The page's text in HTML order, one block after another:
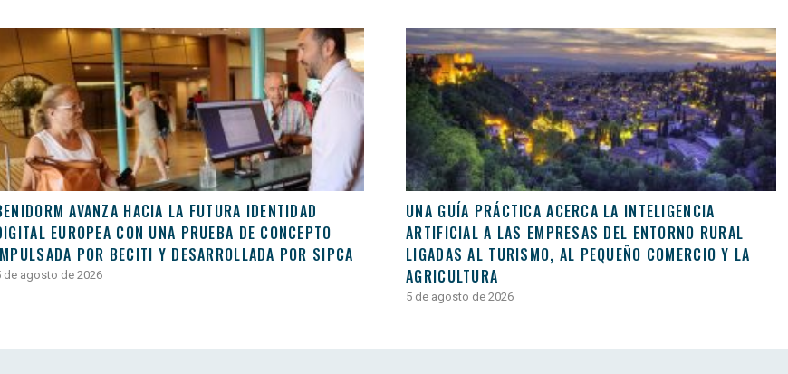
AVANZA HACIA LA FUTURA IDENTIDAD
EUROPEA CON UNA PRUEBA DE CONCEPTO
POR BECITI Y DESARROLLADA POR SIPCA
de agosto de 2026
UNA GUÍA PRÁCTICA ACERCA LA INTELIGENCIA
ARTIFICIAL A LAS EMPRESAS DEL ENTORNO RURAL
LIGADAS AL TURISMO, AL PEQUEÑO COMERCIO Y LA
AGRICULTURA
5 de agosto de 2026